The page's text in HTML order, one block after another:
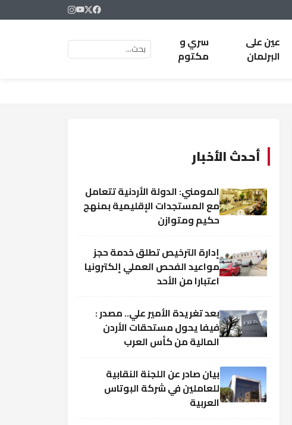
عين على
البرلمان
سري و
مكتوم
أحدث الأخبار
المومني: الدولة الأردنية تتعامل
مع المستجدات الإقليمية بمنهج
حكيم ومتوازن
إدارة الترخيص تطلق خدمة حجز
مواعيد الفحص العملي إلكترونيا
اعتبارا من الأحد
بعد تغريدة الأمير علي.. مصدر :
فيفا يحول مستحقات الأردن
المالية من كأس العرب
بيان صادر عن اللجنة النقابية
للعاملين في شركة البوتاس
العربية